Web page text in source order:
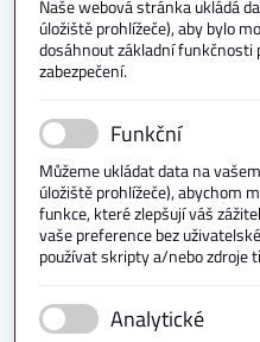
Naše webová stránka ukládá
úložiště prohlížeče), aby bylo
dosáhnout základní funkčnosti
zabezpečení.
Funkční
Můžeme ukládat data na
úložiště prohlížeče), abychom
funkce, které zlepšují váš
vaše preference bez
používat skripty a/nebo zdroje
Analytické